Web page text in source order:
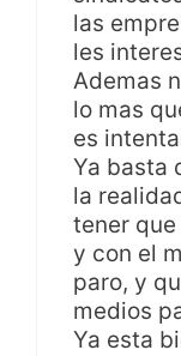
las
les
Ademas
lo mas
es
Ya basta
la
tener
y con el
paro, y
medios
Ya esta